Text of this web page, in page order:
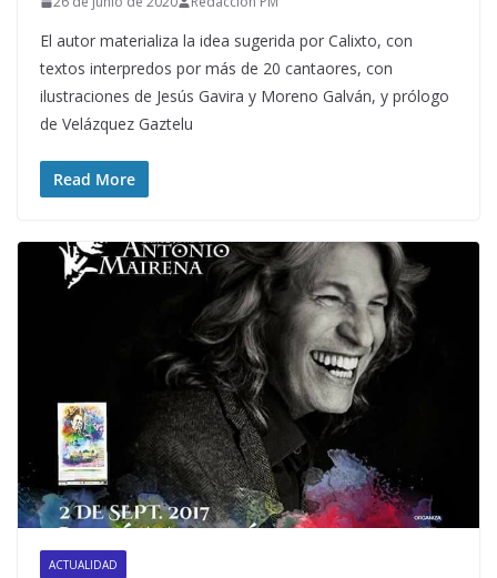
El autor materializa la idea sugerida por Calixto, con
textos interpredos por más de 20 cantaores, con
ilustraciones de Jesús Gavira y Moreno Galván, y prólogo
de Velázquez Gaztelu
Read More
ACTUALIDAD